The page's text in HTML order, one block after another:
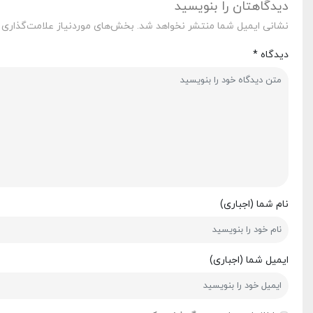
دیدگاهتان را بنویسید
نشانی ایمیل شما منتشر نخواهد شد. بخش‌های موردنیاز علامت‌گذاری
دیدگاه *
نام شما (اجباری)
ایمیل شما (اجباری)